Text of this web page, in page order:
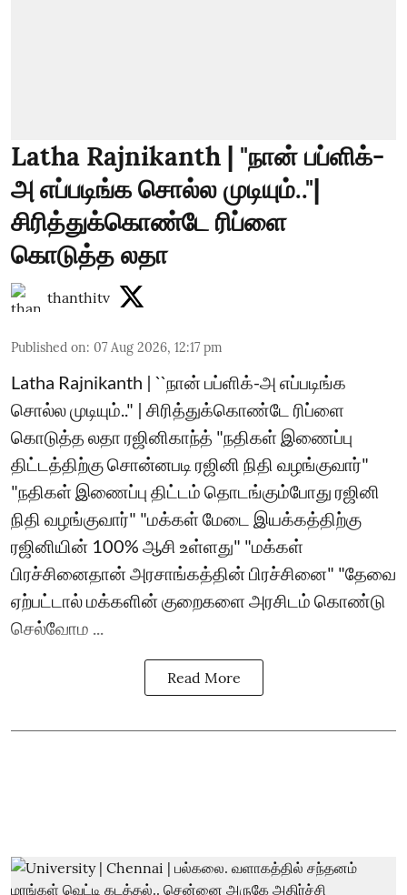
Latha Rajnikanth | "நான் பப்ளிக்-
அ எப்படிங்க சொல்ல முடியும்.."|
சிரித்துக்கொண்டே ரிப்ளை
கொடுத்த லதா
thanthitv
Published on: 07 Aug 2026, 12:17 pm
Latha Rajnikanth | ``நான் பப்ளிக்-அ எப்படிங்க
சொல்ல முடியும்.." | சிரித்துக்கொண்டே ரிப்ளை
கொடுத்த லதா ரஜினிகாந்த் "நதிகள் இணைப்பு
திட்டத்திற்கு சொன்னபடி ரஜினி நிதி வழங்குவார்"
"நதிகள் இணைப்பு திட்டம் தொடங்கும்போது ரஜினி
நிதி வழங்குவார்" "மக்கள் மேடை இயக்கத்திற்கு
ரஜினியின் 100% ஆசி உள்ளது" "மக்கள்
பிரச்சினைதான் அரசாங்கத்தின் பிரச்சினை" "தேவை
ஏற்பட்டால் மக்களின் குறைகளை அரசிடம் கொண்டு
செல்வோம ...
Read More